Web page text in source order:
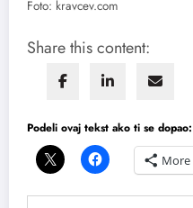
Foto: kravcev.com
Share this content:
Podeli ovaj tekst ako ti se dopao:
More